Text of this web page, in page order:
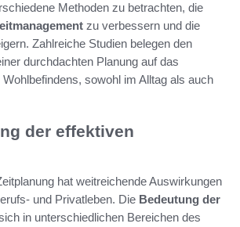
Methoden zu betrachten, die
zu verbessern und die
Zahlreiche Studien belegen den
durchdachten Planung auf das
sowohl im Alltag als auch
der effektiven
hat weitreichende Auswirkungen
und Privatleben. Die Bedeutung der
in unterschiedlichen Bereichen des